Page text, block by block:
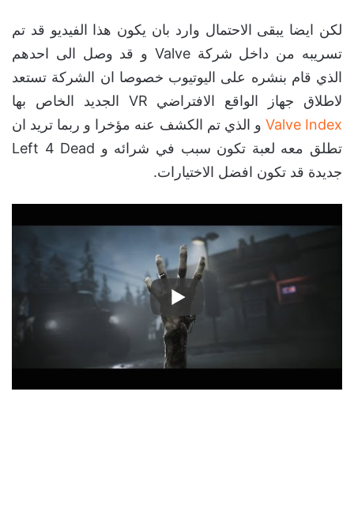
لكن ايضا يبقى الاحتمال وارد بان يكون هذا الفيديو قد تم
تسريبه من داخل شركة Valve و قد وصل الى احدهم
الذي قام بنشره على اليوتيوب خصوصا ان الشركة تستعد
لاطلاق جهاز الواقع الافتراضي VR الجديد الخاص بها
Valve Index و الذي تم الكشف عنه مؤخرا و ربما تريد ان
تطلق معه لعبة تكون سبب في شرائه و Left 4 Dead
جديدة قد تكون افضل الاختيارات.